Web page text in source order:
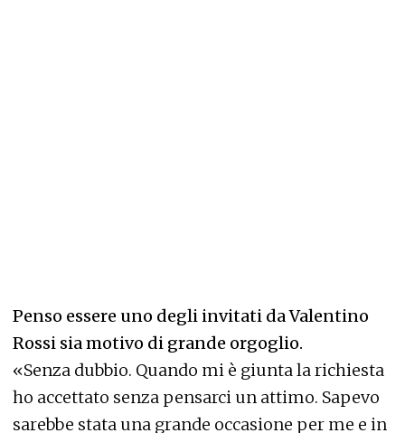
Penso essere uno degli invitati da Valentino
Rossi sia motivo di grande orgoglio.
«Senza dubbio. Quando mi è giunta la richiesta
ho accettato senza pensarci un attimo. Sapevo
sarebbe stata una grande occasione per me e in